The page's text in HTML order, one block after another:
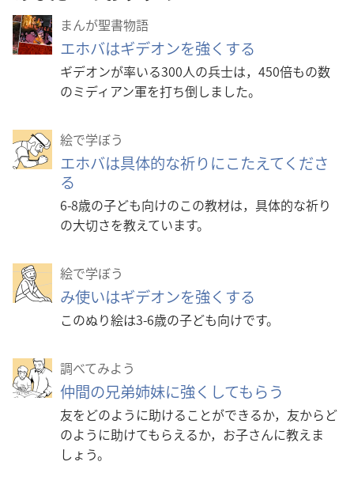
まんが聖書物語
エホバはギデオンを強くする
ギデオンが率いる300人の兵士は，450倍もの数
のミディアン軍を打ち倒しました。
絵で学ぼう
エホバは具体的な祈りにこたえてくださ
る
6-8歳の子ども向けのこの教材は，具体的な祈り
の大切さを教えています。
絵で学ぼう
み使いはギデオンを強くする
このぬり絵は3-6歳の子ども向けです。
調べてみよう
仲間の兄弟姉妹に強くしてもらう
友をどのように助けることができるか，友からど
のように助けてもらえるか，お子さんに教えま
しょう。